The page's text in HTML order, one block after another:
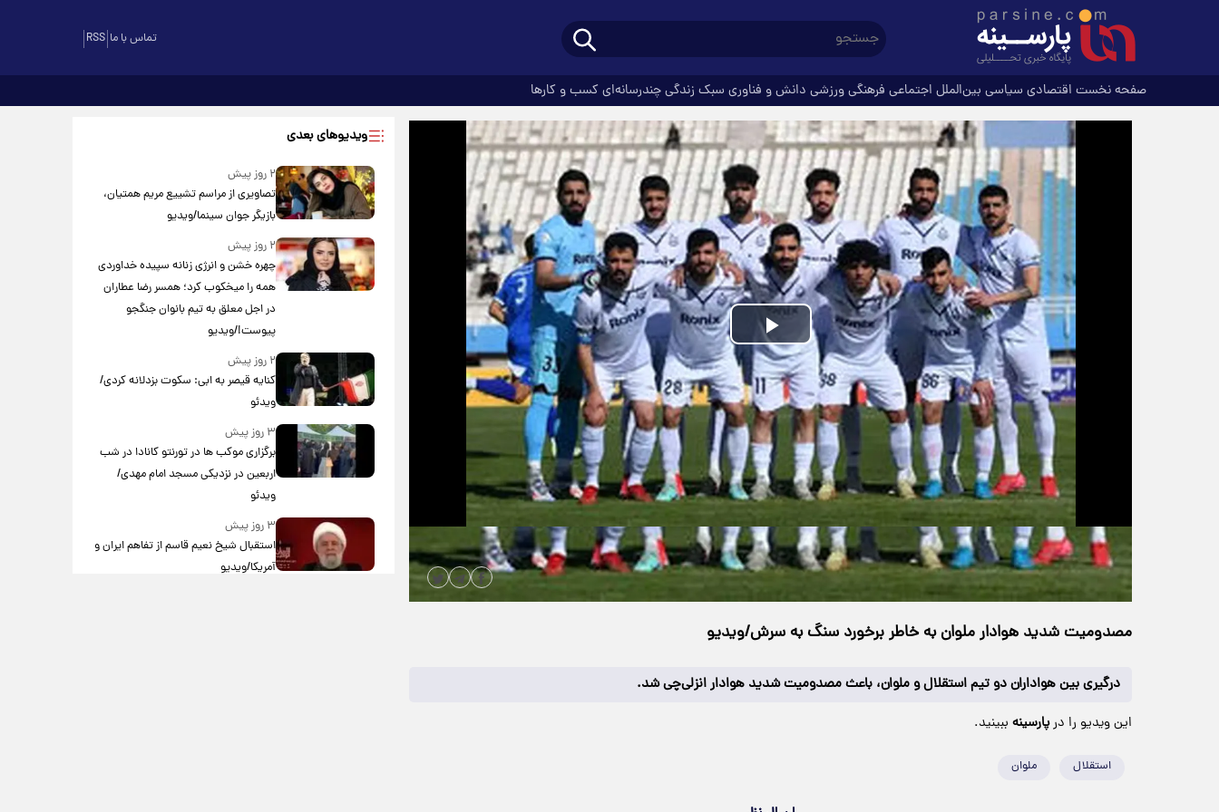
RSS تماس با ما
صفحه نخست اقتصادی سیاسی بین‌الملل اجتماعی فرهنگیورزشی دانش و فناوری سبک زندگیچندرسانه‌ای کسب و کارها
Play
Video
حجم ویدیو: 1.61M | مدت زمان ویدیو: 00:00:18
خانه> ورزشی ۰۸ خرداد ۱۴۰۴ ۱۹:۳۵35 بازدید دانلود
مصدومیت شدید هوادار ملوان به خاطر برخورد سنگ به سرش/ویدیو
درگیری بین هواداران دو تیم استقلال و ملوان، باعث مصدومیت شدید هوادار انزلی‌چی شد.
این ویدیو را درپارسینه ببینید.
استقلال ملوان
ویدیوهای بعدی
۲ روز پیش
تصاویری از مراسم تشییع مریم همتیان،
بازیگر جوان سینما/ویدیو
۲ روز پیش
چهره خشن و انرژی زنانه سپیده خداوردی
همه را میخکوب کرد؛ همسر رضا عطاران
در اجل معلق به تیم بانوان جنگجو
پیوست!/ویدیو
۲ روز پیش
کنایه قیصر به ابی: سکوت بزدلانه کردی/
ویدئو
۳ روز پیش
برگزاری موکب ها در تورنتو کانادا در شب
اربعین در نزدیکی مسجد امام مهدی/
ویدئو
۳ روز پیش
استقبال شیخ نعیم قاسم از تفاهم ایران و
آمریکا/ویدیو